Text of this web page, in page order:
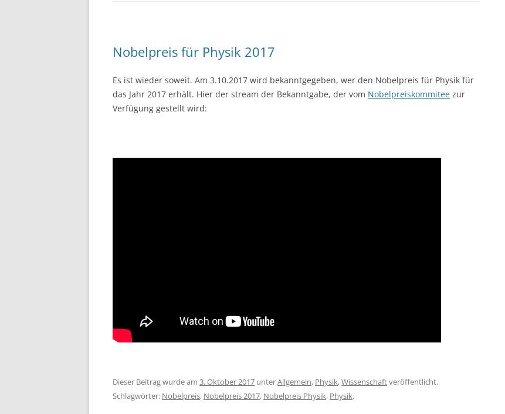
Nobelpreis für Physik 2017
Es ist wieder soweit. Am 3.10.2017 wird bekanntgegeben, wer den Nobelpreis für Physik für
das Jahr 2017 erhält. Hier der stream der Bekanntgabe, der vom Nobelpreiskommitee zur
Verfügung gestellt wird:
Dieser Beitrag wurde am 3. Oktober 2017 unterAllgemein, Physik,Wissenschaftveröffentlicht.
Schlagwörter: Nobelpreis, Nobelpreis 2017, Nobelpreis Physik, Physik.